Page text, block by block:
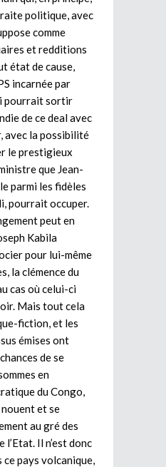
politique, avec
comme
et redditions
état de cause,
incarnée par
pourrait sortir
de ce deal avec
avec la possibilité
le prestigieux
que Jean-
parmi les fidèles
pourrait occuper.
peut en
Kabila
pour lui-même
la clémence du
cas où celui-ci
Mais tout cela
fiction, et les
émises ont
de se
en
du Congo,
et se
au gré des
l’Etat. Il n’est donc
ce pays volcanique,